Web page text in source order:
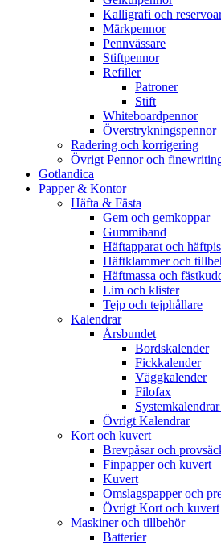
Kalligrafi och
Märkpennor
Pennvässare
Stiftpennor
Refiller
Patroner
Stift
Whiteboardpennor
Överstrykningspennor
Radering och korrigering
Övrigt Pennor och
Gotlandica
Papper & Kontor
Häfta & Fästa
Gem och gemkoppar
Gummiband
Häftapparat och
Häftklammer och
Häftmassa och
Lim och klister
Tejp och tejphållare
Kalendrar
Årsbundet
Bordskalender
Fickkalender
Väggkalender
Filofax
Övrigt Kalendrar
Kort och kuvert
Brevpåsar och
Finpapper och kuvert
Kuvert
Omslagspapper och
Övrigt Kort och kuvert
Maskiner och tillbehör
Batterier